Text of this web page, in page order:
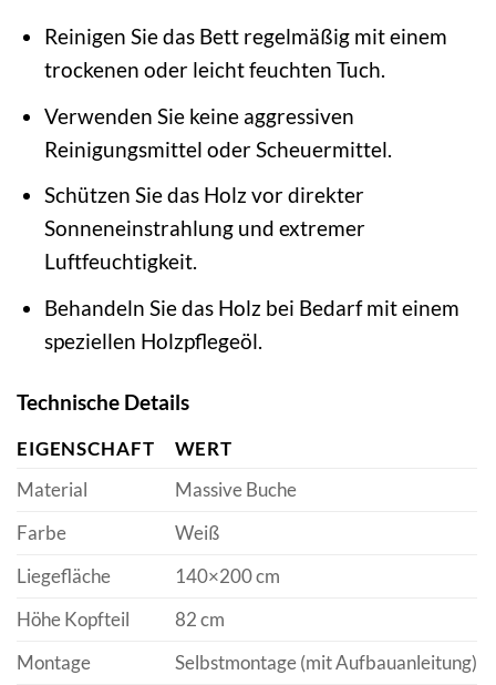
Reinigen Sie das Bett regelmäßig mit einem
trockenen oder leicht feuchten Tuch.
Verwenden Sie keine aggressiven
Reinigungsmittel oder Scheuermittel.
Schützen Sie das Holz vor direkter
Sonneneinstrahlung und extremer
Luftfeuchtigkeit.
Behandeln Sie das Holz bei Bedarf mit einem
speziellen Holzpflegeöl.
Technische Details
EIGENSCHAFT
WERT
Material
Massive Buche
Farbe
Weiß
Liegefläche
140×200 cm
Höhe Kopfteil
82 cm
Montage
Selbstmontage (mit Aufbauanleitung)